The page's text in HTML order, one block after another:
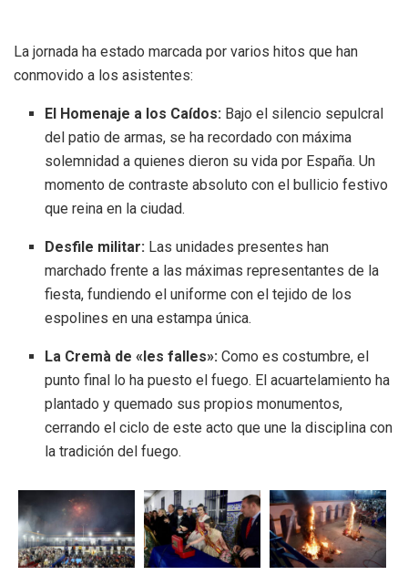
La jornada ha estado marcada por varios hitos que han
conmovido a los asistentes:
El Homenaje a los Caídos: Bajo el silencio sepulcral
del patio de armas, se ha recordado con máxima
solemnidad a quienes dieron su vida por España. Un
momento de contraste absoluto con el bullicio festivo
que reina en la ciudad.
Desfile militar: Las unidades presentes han
marchado frente a las máximas representantes de la
fiesta, fundiendo el uniforme con el tejido de los
espolines en una estampa única.
La Cremà de «les falles»: Como es costumbre, el
punto final lo ha puesto el fuego. El acuartelamiento ha
plantado y quemado sus propios monumentos,
cerrando el ciclo de este acto que une la disciplina con
la tradición del fuego.